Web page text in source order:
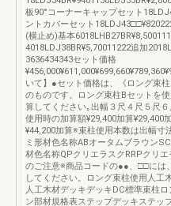
板90°コーナーキャップセット
ントカバーセット
(横止め)基本
4018LDJ38BR¥5,70011222追加
3636434343セット価格
いて】●セット価格は、《ロング束
のものです。ロング束柱Bセットを
算してください｡出幅３尺４尺５尺
使用時の加算額¥29,400加算¥29,400
¥44,200加算※束柱使用本数は出幅寸
ミ形材色名称ABオータムブラウン
材色名称QPクリエラスクRRPクリ
のご注意※商品コードの●●、□□には
してください。ロング束柱使用人工
人工木材デッキデッキDC標準束柱
ン部材規格表ステップデッキステッ